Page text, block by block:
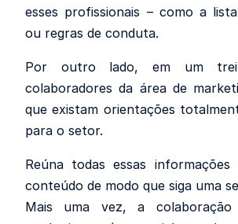
esses profissionais – como a
ou regras de conduta.
Por outro lado, em um
colaboradores da área de
que existam orientações
para o setor.
Reúna todas essas
conteúdo de modo que siga uma
Mais uma vez, a